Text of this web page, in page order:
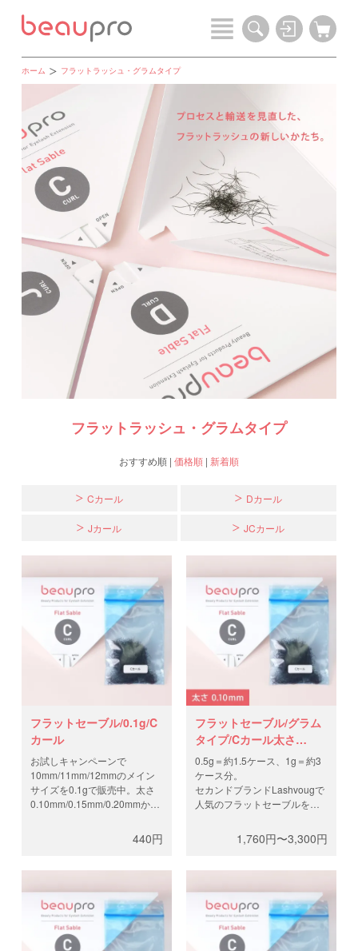
ホーム フラットラッシュ・グラムタイプ
フラットラッシュ・グラムタイプ
おすすめ順| 価格順| 新着順
Cカール Dカール
Jカール JCカール
フラットセーブル/0.1g/C
カール
お試しキャンペーンで
10mm/11mm/12mmのメイン
サイズを0.1gで販売中。太さ
0.10mm/0.15mm/0.20mmから
ランドLashvougで人気のフラ
ットセーブルを、グラムパッ
ラットラッシュを低価格で。
440円
フラットセーブル/グラム
タイプ/Cカール太さ
0.10mm
0.5g＝約1.5ケース、1g＝約3
ケース分。
セカンドブランドLashvougで
人気のフラットセーブルを、
け。製造工程と輸送費を抑
え、高品質なフラットラッシ
1,760円〜3,300円